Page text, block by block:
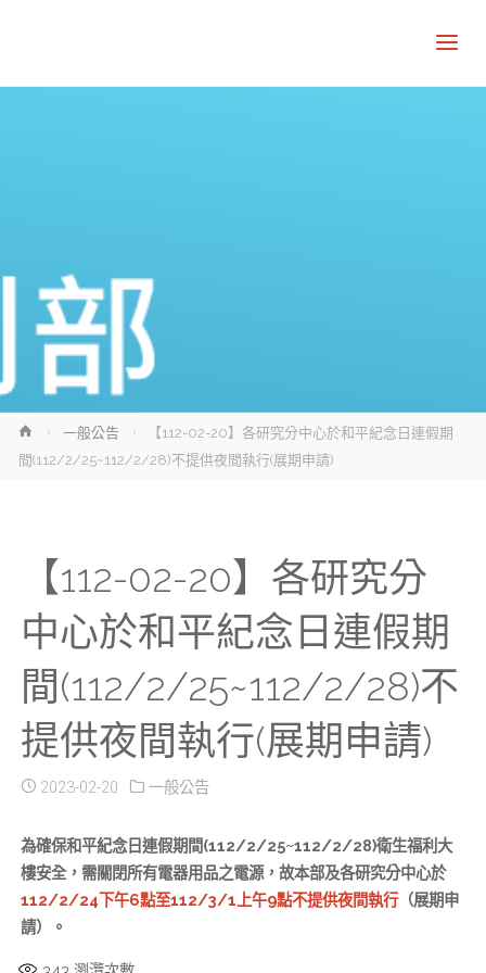
Home一般公告
【112-02-20】各研究分中心於和平紀念日連假期
間(112/2/25~112/2/28)不提供夜間執行(展期申請)
【112-02-20】各研究分
中心於和平紀念日連假期
間(112/2/25~112/2/28)不
提供夜間執行(展期申請)
2023-02-20 一般公告
為確保和平紀念日連假期間(112/2/25~112/2/28)衛生福利大
樓安全，需關閉所有電器用品之電源，故本部及各研究分中心於
112/2/24下午6點至112/3/1上午9點不提供夜間執行（展期申
請）。